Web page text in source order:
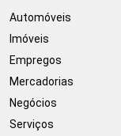
Automóveis
Imóveis
Empregos
Mercadorias
Negócios
Serviços